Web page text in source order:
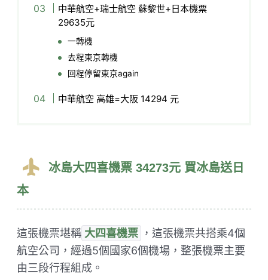
中華航空+瑞士航空 蘇黎世+日本機票
29635元
​一轉機
​去程東京轉機
​回程停留東京again
中華航空 高雄=大阪 14294 元
冰島大四喜機票 34273元 買冰島送日
本​
這張機票堪稱 大四喜機票 ，這張機票共搭乘4個
航空公司，經過5個國家6個機場，整張機票主要
由三段行程組成。